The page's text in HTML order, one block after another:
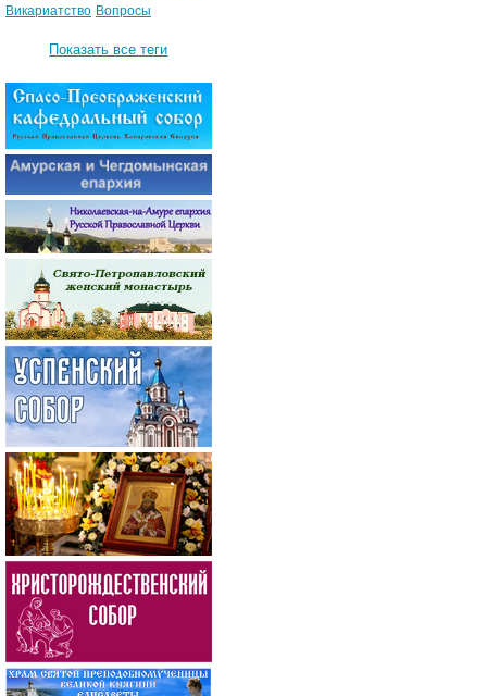
Викариатство Вопросы
Показать все теги